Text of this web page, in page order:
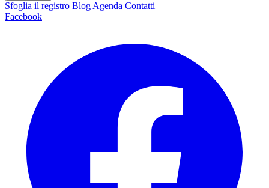
Sfoglia il registro Blog Agenda Contatti
Facebook